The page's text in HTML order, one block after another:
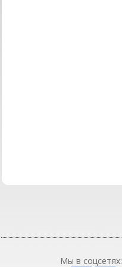
Мы в соцсетях: